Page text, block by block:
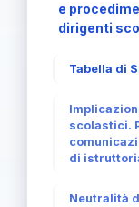
e
dirigenti
Tabella di
scolastici.
di
Neutralità